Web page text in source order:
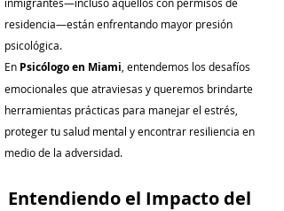
residencia—están enfrentando mayor presión
psicológica.
En Psicólogo en Miami , entendemos los desafíos
emocionales que atraviesas y queremos brindarte
herramientas prácticas para manejar el estrés,
proteger tu salud mental y encontrar resiliencia en
medio de la adversidad.
Entendiendo el Impacto del